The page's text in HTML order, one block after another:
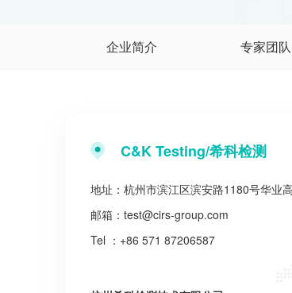
企业简介 专家团队
C&K Testing/希科检测
地址：杭州市滨江区滨安路1180号华业
邮箱： test@cirs-group.com
Tel ：+86 571 87206587